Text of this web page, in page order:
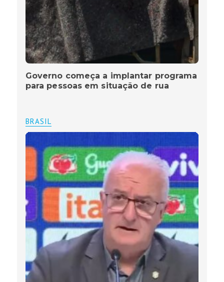
Governo começa a implantar programa
para pessoas em situação de rua
BRASIL